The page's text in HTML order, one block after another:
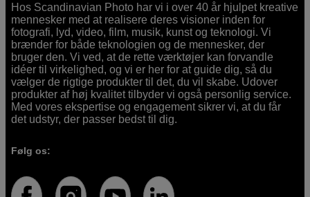
Hos Scandinavian Photo har vi i over 40 år hjulpet kreative
mennesker med at realisere deres visioner inden for
fotografi, lyd, video, film, musik, kunst og teknologi. Vi
brænder for både teknologien og de mennesker, der
bruger den. Vi ved, at de rette værktøjer kan forvandle
idéer til virkelighed, og vi er her for at guide dig, så du
vælger de rigtige produkter til det, du vil skabe. Udover
produkter af høj kvalitet tilbyder vi også personlig service.
Med vores ekspertise og engagement sikrer vi, at du får
det udstyr, der passer bedst til dig.
Følg os: